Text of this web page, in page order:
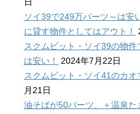
ソイ39で249万バーツ～は安
に貸す物件としてはアウト！
スクムビット・ソイ39の物件
は安い！
2024年7月22日
スクムビット・ソイ41のカオ
月21日
油そばが50バーツ、＋温泉た